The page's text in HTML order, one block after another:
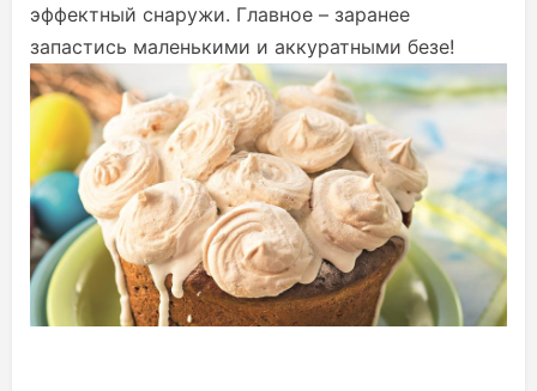
эффектный снаружи. Главное – заранее
запастись маленькими и аккуратными безе!